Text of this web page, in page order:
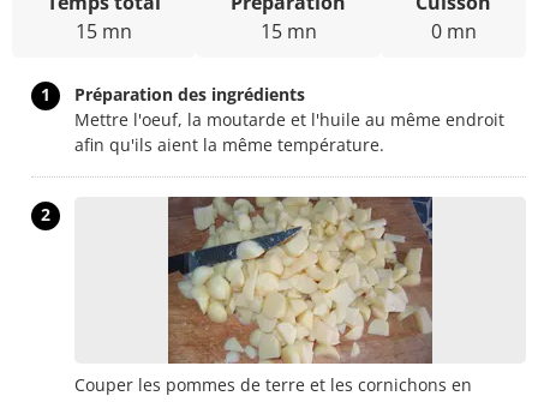
15 mn
15 mn
0 mn
1
Préparation des ingrédients
Mettre l'oeuf, la moutarde et l'huile au même endroit
afin qu'ils aient la même température.
2
Couper les pommes de terre et les cornichons en